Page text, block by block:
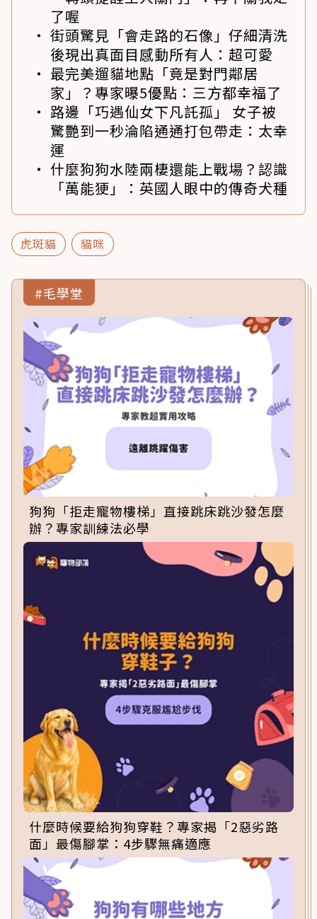
了喔
街頭驚見「會走路的石像」仔細清洗
後現出真面目感動所有人：超可愛
最完美遛貓地點「竟是對門鄰居
家」？專家曝5優點：三方都幸福了
路邊「巧遇仙女下凡託孤」 女子被
驚艷到一秒淪陷通通打包帶走：太幸
運
什麼狗狗水陸兩棲還能上戰場？認識
「萬能㹴」：英國人眼中的傳奇犬種
虎斑貓 貓咪
#毛學堂
狗狗「拒走寵物樓梯」直接跳床跳沙發怎麼
辦？專家訓練法必學
什麼時候要給狗狗穿鞋？專家揭「2惡劣路
面」最傷腳掌：4步驟無痛適應